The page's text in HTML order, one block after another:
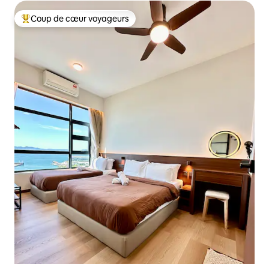
Coups de cœur voyageurs les plus appréciés
Coup de cœur voyageurs